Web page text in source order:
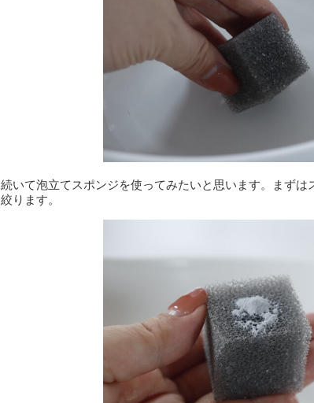
続いて泡立てスポンジを使ってみたいと思います。まずは
絞ります。